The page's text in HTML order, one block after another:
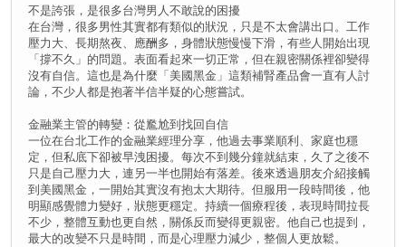
不是誇張，是很多台灣男人不敢說的困擾
在台灣，很多男性其實都有類似的狀況，只是不太會講出口。工作
壓力大、長期熬夜、應酬多，身體狀態慢慢下滑，有些人開始出現
「撐不久」的問題。表面看起來一切正常，但在親密關係裡卻變得
沒有自信。這也是為什麼「美國黑金」這類補腎產品會一直有人討
論，不少人都是抱著半信半疑的心態嘗試。
金融業主管的轉變：從尷尬到找回自信
一位在台北工作的金融業經理分享，他過去事業順利、家庭也穩
定，但私底下卻被早洩困擾。每次不到幾分鐘就結束，久了之後不
只是自己壓力大，連另一半也開始有落差。後來透過朋友介紹接觸
到美國黑金，一開始其實沒有抱太大期待。但服用一段時間後，他
明顯感覺體力變好，狀態更穩定。持續一個療程後，表現時間拉長
不少，整體互動也更自然，關係反而變得更親密。他自己也提到，
最大的改變不只是時間，而是心理壓力減少，整個人更放鬆。